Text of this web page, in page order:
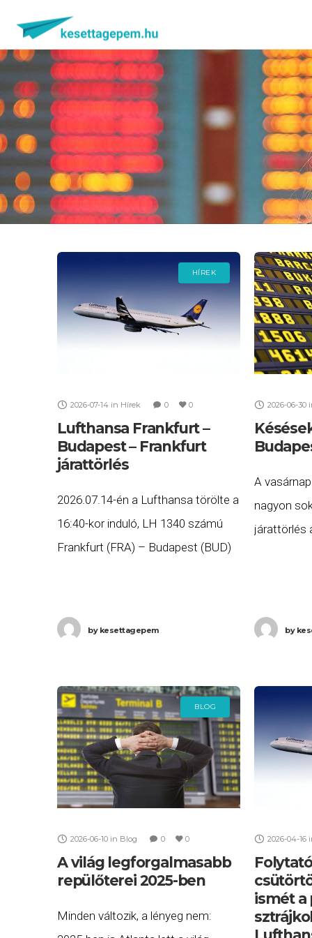
HÍREK
2026-07-14 in Hírek 0 0
Lufthansa Frankfurt –
Budapest – Frankfurt
járattörlés
2026.07.14-én a Lufthansa törölte a
16:40-kor induló, LH 1340 számú
Frankfurt (FRA) – Budapest (BUD)
(FRA) járatát. Ha Ön
bykesettagepem
2026-06-30
A
nagyon
járattörlés
by
BLOG
2026-06-10 in Blog 0 0
A világ legforgalmasabb
repülőterei 2025-ben
Minden változik, a lényeg nem:
2026-04-16
ismét a